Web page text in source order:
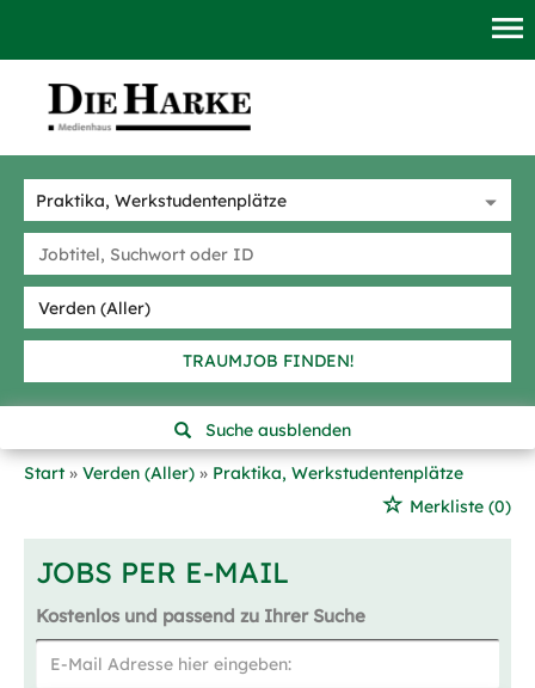
TRAUMJOB FINDEN!
Suche ausblenden
Start
Verden (Aller)
Praktika, Werkstudentenplätze
Merkliste (0)
JOBS PER E-MAIL
Kostenlos und passend zu Ihrer Suche